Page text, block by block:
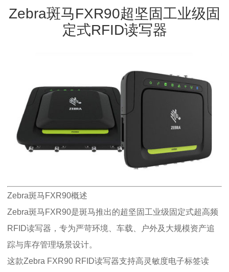
Zebra斑马FXR90超坚固工业级固
定式RFID读写器
Zebra斑马FXR90概述
Zebra斑马FXR90是斑马推出的超坚固工业级固定式超高频
RFID读写器，专为严苛环境、车载、户外及大规模资产追
踪与库存管理场景设计。
这款Zebra FXR90 RFID读写器支持高灵敏度电子标签读